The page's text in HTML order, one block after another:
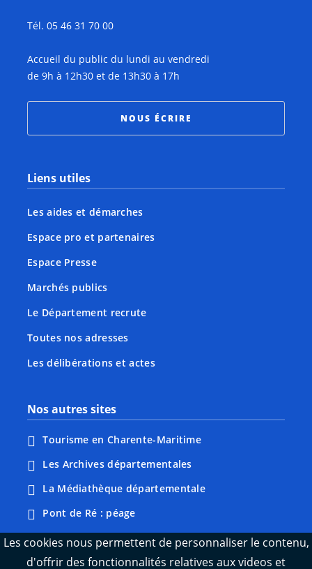
Tél. 05 46 31 70 00
Accueil du public du lundi au vendredi
de 9h à 12h30 et de 13h30 à 17h
NOUS ÉCRIRE
Liens utiles
Les aides et démarches
Espace pro et partenaires
Espace Presse
Marchés publics
Le Département recrute
Toutes nos adresses
Les délibérations et actes
Nos autres sites
Tourisme en Charente-Maritime
Les Archives départementales
La Médiathèque départementale
Pont de Ré : péage
Webcams : Ré info trafic
Webcams : Oléron info trafic
Les cookies nous permettent de personnaliser le contenu,
d'offrir des fonctionnalités relatives aux videos et